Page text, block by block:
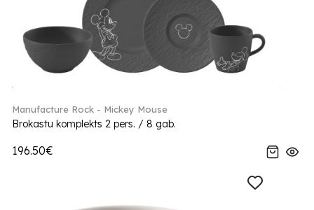
Manufacture Rock - Mickey Mouse
Brokastu komplekts 2 pers. / 8 gab.
196.50€